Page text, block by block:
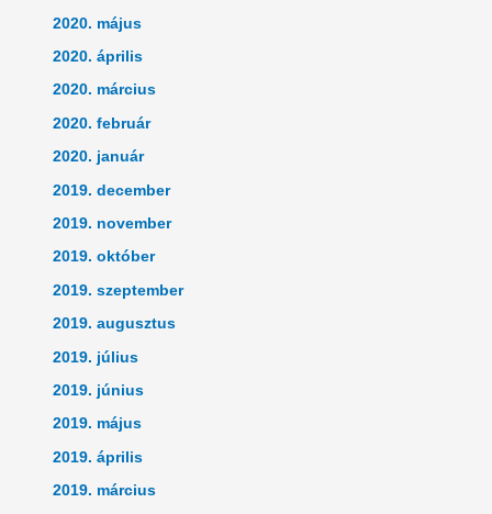
2020. május
2020. április
2020. március
2020. február
2020. január
2019. december
2019. november
2019. október
2019. szeptember
2019. augusztus
2019. július
2019. június
2019. május
2019. április
2019. március